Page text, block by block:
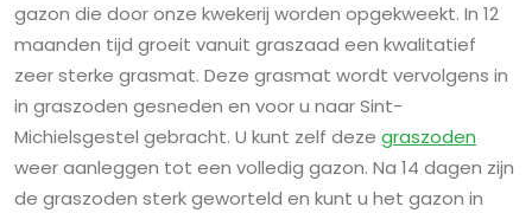
gazon die door onze kwekerij worden opgekweekt. In 12
maanden tijd groeit vanuit graszaad een kwalitatief
zeer sterke grasmat. Deze grasmat wordt vervolgens in
in graszoden gesneden en voor u naar Sint-
Michielsgestel gebracht. U kunt zelf deze graszoden
weer aanleggen tot een volledig gazon. Na 14 dagen zijn
de graszoden sterk geworteld en kunt u het gazon in